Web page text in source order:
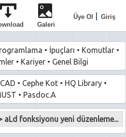
Üye Ol
Giriş
Galeri
• İpuçları • Komutlar •
• Kariyer • Genel Bilgi
• Cephe Kot• HQ Library•
• Pasdoc.A
aLd fonksiyonu yeni düzenleme...